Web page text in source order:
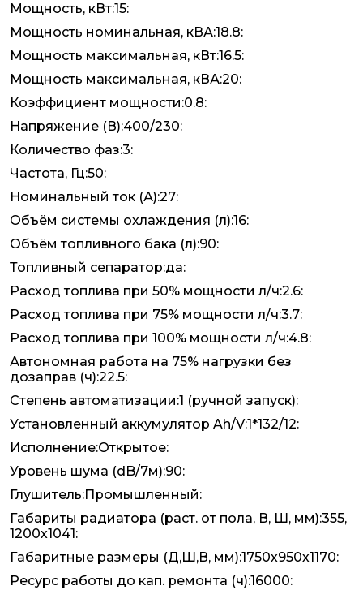
Мощность, кВт:15:
Мощность номинальная, кВА:18.8:
Мощность максимальная, кВт:16.5:
Мощность максимальная, кВА:20:
Коэффициент мощности:0.8:
Напряжение (В):400/230:
Количество фаз:3:
Частота, Гц:50:
Номинальный ток (А):27:
Объём системы охлаждения (л):16:
Объём топливного бака (л):90:
Топливный сепаратор:да:
Расход топлива при 50% мощности л/ч:2.6:
Расход топлива при 75% мощности л/ч:3.7:
Расход топлива при 100% мощности л/ч:4.8:
Автономная работа на 75% нагрузки без
дозаправ (ч):22.5:
Степень автоматизации:1 (ручной запуск):
Установленный аккумулятор Ah/V:1*132/12:
Исполнение:Открытое:
Уровень шума (dB/7м):90:
Глушитель:Промышленный:
Габариты радиатора (раст. от пола, В, Ш, мм):355,
1200х1041:
Габаритные размеры (Д,Ш,В, мм):1750х950х1170:
Ресурс работы до кап. ремонта (ч):16000: